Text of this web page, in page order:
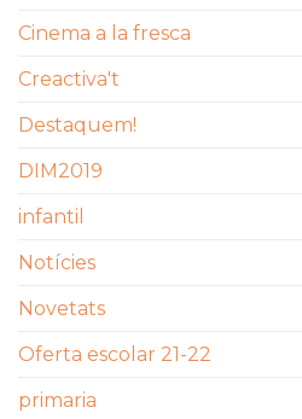
Cinema a la fresca
Creactiva't
Destaquem!
DIM2019
infantil
Notícies
Novetats
Oferta escolar 21-22
primaria